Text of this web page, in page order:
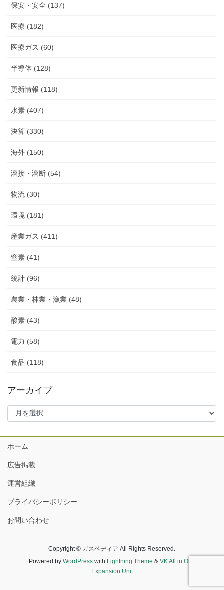
保安・安全 (137)
医療 (182)
医療ガス (60)
半導体 (128)
更新情報 (118)
水素 (407)
決算 (330)
海外 (150)
溶接・溶断 (54)
物流 (30)
環境 (181)
産業ガス (411)
窒素 (41)
統計 (96)
農業・林業・漁業 (48)
酸素 (43)
電力 (58)
食品 (118)
アーカイブ
ア
イ
ブ
ホーム
広告掲載
運営組織
プライバシーポリシー
お問い合わせ
Copyright © ガスペディア All Rights Reserved.
Powered by WordPresswith Lightning Theme & VK All in One
Expansion Unit